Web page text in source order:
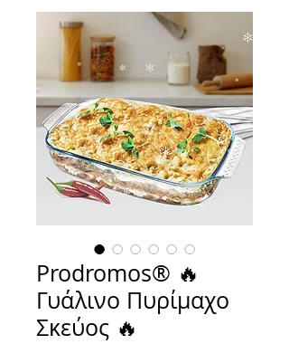
Prodromos® 🔥
Γυάλινο Πυρίμαχο
Σκεύος 🔥